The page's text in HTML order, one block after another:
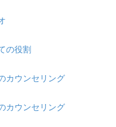
の役割
カウンセリング
カウンセリング